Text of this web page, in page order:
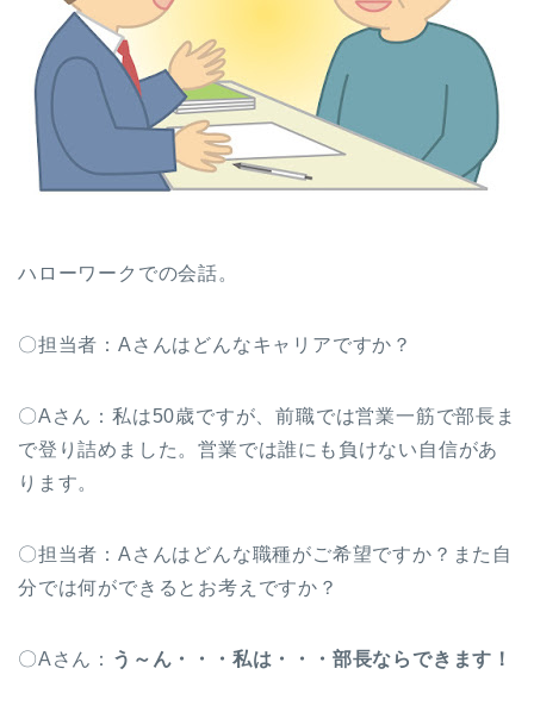
ハローワークでの会話。
〇担当者：Aさんはどんなキャリアですか？
〇Aさん：私は50歳ですが、前職では営業一筋で部長ま
で登り詰めました。営業では誰にも負けない自信があ
ります。
〇担当者：Aさんはどんな職種がご希望ですか？また自
分では何ができるとお考えですか？
〇Aさん： う～ん・・・私は・・・部長ならできます！